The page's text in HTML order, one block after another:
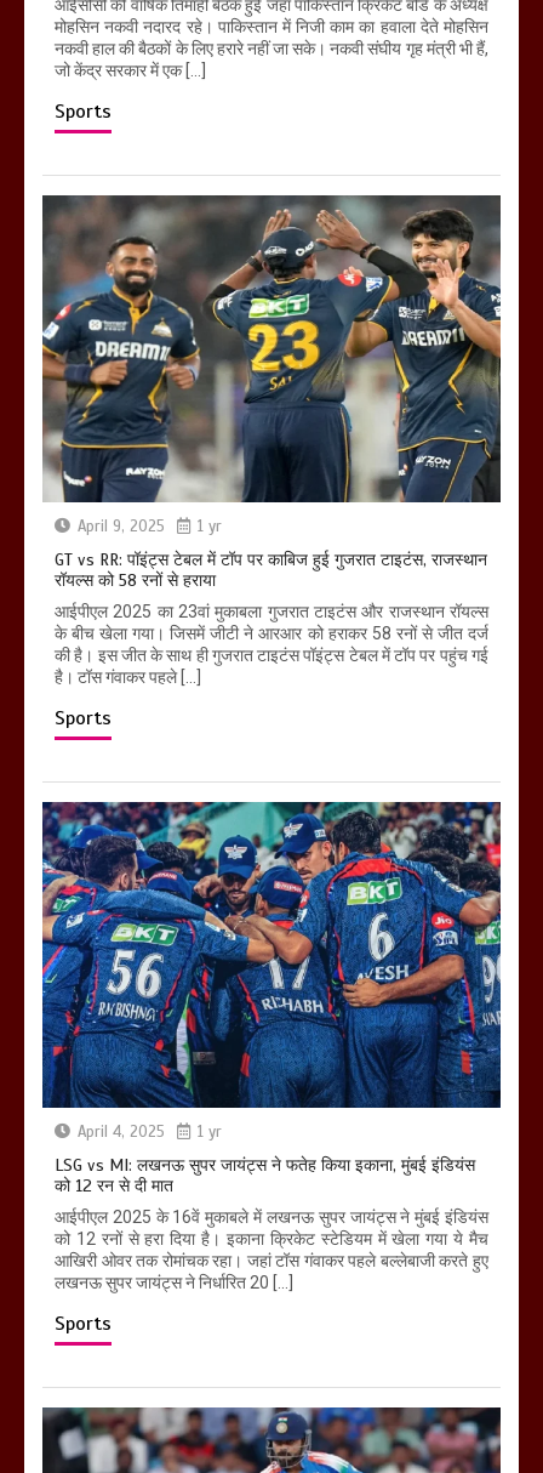
आईसीसी की वार्षिक तिमाही बैठक हुई जहां पाकिस्तान क्रिकेट बोर्ड के अध्यक्ष
मोहसिन नकवी नदारद रहे। पाकिस्तान में निजी काम का हवाला देते मोहसिन
नकवी हाल की बैठकों के लिए हरारे नहीं जा सके। नकवी संघीय गृह मंत्री भी हैं,
जो केंद्र सरकार में एक […]
Sports
April 9, 2025 1 yr
GT vs RR: पॉइंट्स टेबल में टॉप पर काबिज हुई गुजरात टाइटंस, राजस्थान
रॉयल्स को 58 रनों से हराया
आईपीएल 2025 का 23वां मुकाबला गुजरात टाइटंस और राजस्थान रॉयल्स
के बीच खेला गया। जिसमें जीटी ने आरआर को हराकर 58 रनों से जीत दर्ज
की है। इस जीत के साथ ही गुजरात टाइटंस पॉइंट्स टेबल में टॉप पर पहुंच गई
है। टॉस गंवाकर पहले […]
Sports
April 4, 2025 1 yr
LSG vs MI: लखनऊ सुपर जायंट्स ने फतेह किया इकाना, मुंबई इंडियंस
को 12 रन से दी मात
आईपीएल 2025 के 16वें मुकाबले में लखनऊ सुपर जायंट्स ने मुंबई इंडियंस
को 12 रनों से हरा दिया है। इकाना क्रिकेट स्टेडियम में खेला गया ये मैच
आखिरी ओवर तक रोमांचक रहा। जहां टॉस गंवाकर पहले बल्लेबाजी करते हुए
लखनऊ सुपर जायंट्स ने निर्धारित 20 […]
Sports